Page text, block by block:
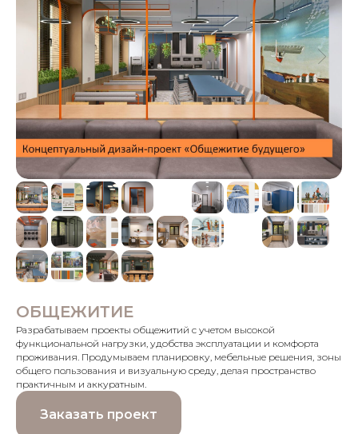
ОБЩЕЖИТИЕ
Разрабатываем проекты общежитий с учетом высокой
функциональной нагрузки, удобства эксплуатации и комфорта
проживания. Продумываем планировку, мебельные решения, зоны
общего пользования и визуальную среду, делая пространство
практичным и аккуратным.
Заказать проект